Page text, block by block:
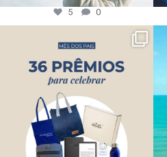
5 0